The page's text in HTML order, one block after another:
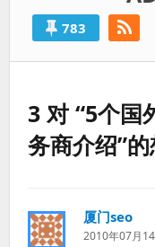
783
3 对 “5个国
务商介绍”的
厦门seo
道
2010年07月